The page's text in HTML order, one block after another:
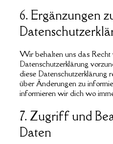
6. Ergänzungen
Wir behalten uns das Recht
Datenschutzerklärung
diese Datenschutzerklärung
über Änderungen zu
informieren wir dich wo
7. Zugriff und
Daten